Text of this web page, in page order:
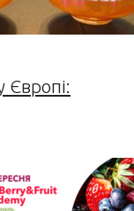
Європі: